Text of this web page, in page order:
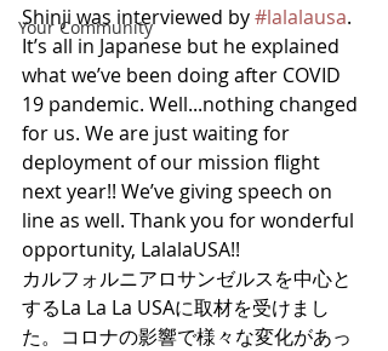
Your Community
Shinji was interviewed by #lalalausa.
It’s all in Japanese but he explained
what we’ve been doing after COVID
19 pandemic. Well...nothing changed
for us. We are just waiting for
deployment of our mission flight
next year!! We’ve giving speech on
line as well. Thank you for wonderful
opportunity, LalalaUSA!!
カルフォルニアロサンゼルスを中心と
するLa La La USAに取材を受けまし
た。コロナの影響で様々な変化があっ